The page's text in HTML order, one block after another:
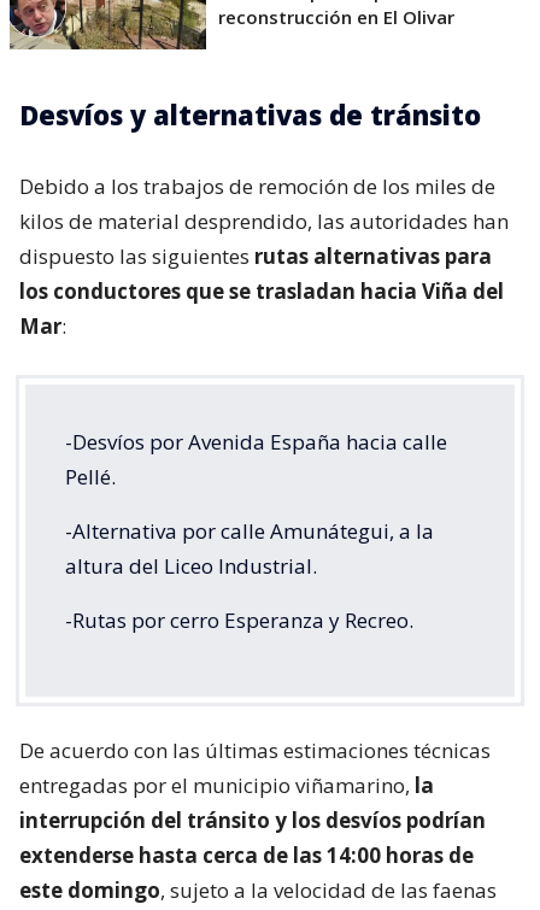
reconstrucción en El Olivar
Desvíos y alternativas de tránsito
Debido a los trabajos de remoción de los miles de
kilos de material desprendido, las autoridades han
dispuesto las siguientes rutas alternativas para
los conductores que se trasladan hacia Viña del
Mar:
-Desvíos por Avenida España hacia calle
Pellé.
-Alternativa por calle Amunátegui, a la
altura del Liceo Industrial.
-Rutas por cerro Esperanza y Recreo.
De acuerdo con las últimas estimaciones técnicas
entregadas por el municipio viñamarino, la
interrupción del tránsito y los desvíos podrían
extenderse hasta cerca de las 14:00 horas de
este domingo, sujeto a la velocidad de las faenas